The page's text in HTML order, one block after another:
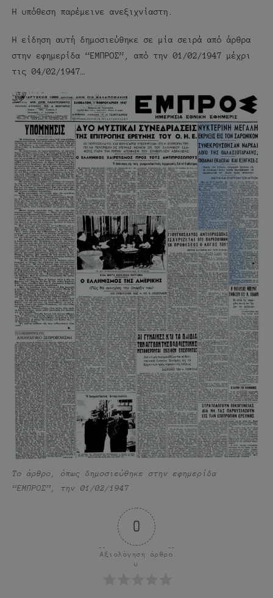
Η υπόθεση παρέμεινε ανεξιχνίαστη.
Η είδηση αυτή δημοσιεύθηκε σε μία σειρά από άρθρα
στην εφημερίδα “ΕΜΠΡΟΣ”, από την 01/02/1947 μέχρι
τις 04/02/1947…
Το άρθρο, όπως δημοσιεύθηκε στην εφημερίδα
“ΕΜΠΡΟΣ”, την 01/02/1947
0
Αξιολόγηση άρθρο
υ